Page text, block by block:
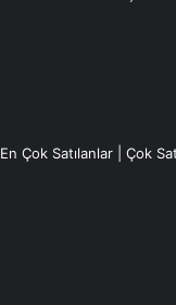
En Çok Satılanlar | Çok